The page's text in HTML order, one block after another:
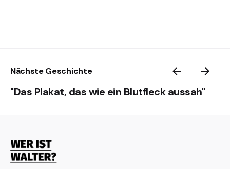
Nächste Geschichte
"Das Plakat, das wie ein Blutfleck aussah"